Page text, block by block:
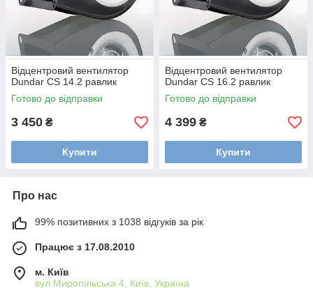
Відцентровий вентилятор
Dundar CS 14.2 равлик
Готово до відправки
3 450 ₴
Купити
Відцентровий вентилятор
Dundar CS 16.2 равлик
Готово до відправки
4 399 ₴
Купити
Про нас
99% позитивних з 1038 відгуків за рік
Працює з 17.08.2010
м. Київ
вул.Миропільська 4, Київ, Україна